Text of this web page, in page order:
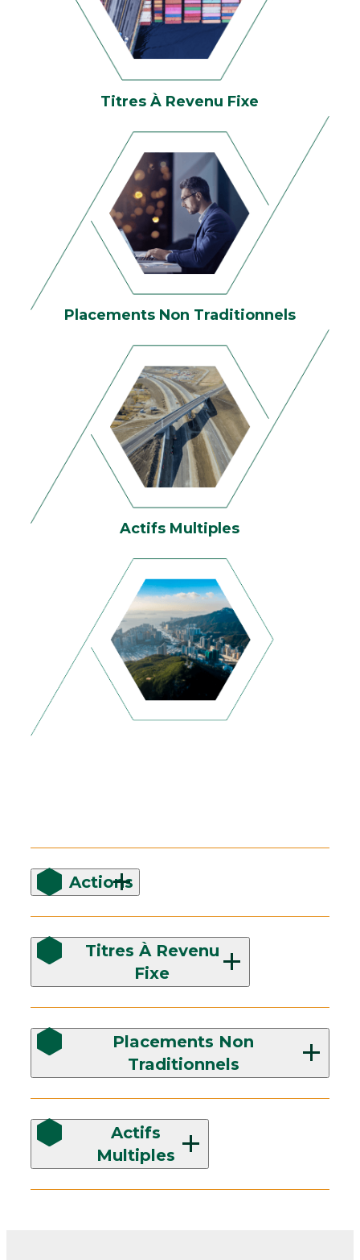
Titres À Revenu Fixe
Placements Non Traditionnels
Actifs Multiples
Actions
Titres À Revenu
Fixe
Placements Non
Traditionnels
Actifs
Multiples